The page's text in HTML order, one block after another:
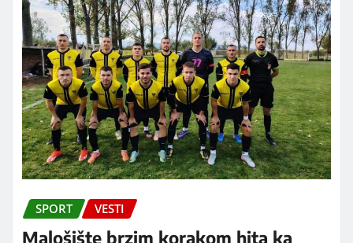
SPORT VESTI
Malošište brzim korakom hita ka